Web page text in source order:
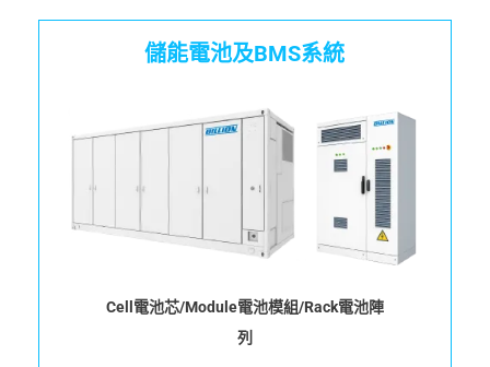
能涵蓋各種電池應用，從小型消費性電子產品到
大型工業應用。
這些系統需要確保電池的安全性、性能和可靠
性，以防止過度充放電、過電流、過溫等情況，
同時提供適當的通訊和監控功能。遵循IEC 60730-
1 Annex H 有助於確保電池管理系統在各種情況下
能夠安全運行，且對於產品設計、測試和驗證過
程提供一個統一的指導，對於推動電池技術的發
展和應用，以及安全相關方面都至關重要。
儲能電池及BMS系統
Cell電池芯/Module電池模組/Rack電池陣
列